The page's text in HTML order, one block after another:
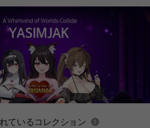
ているコレクション 도움말